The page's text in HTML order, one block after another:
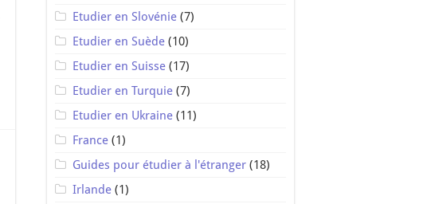
Etudier en Slovénie(7)
Etudier en Suède(10)
Etudier en Suisse(17)
Etudier en Turquie(7)
Etudier en Ukraine(11)
France(1)
Guides pour étudier à l'étranger(18)
Irlande(1)